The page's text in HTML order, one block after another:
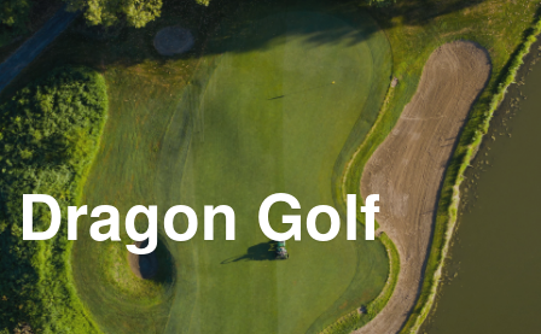
Dragon Golf